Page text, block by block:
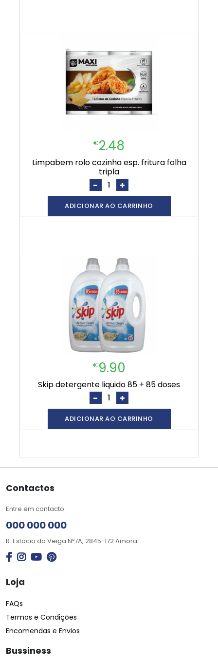
€2.48
limpabem rolo cozinha esp. fritura folha
tripla
- +
ADICIONAR AO CARRINHO
€9.90
skip detergente liquido 85 + 85 doses
- +
ADICIONAR AO CARRINHO
Contactos
Entre em contacto
000 000 000
R. Estácio da Veiga Nº7A, 2845-172 Amora
Loja
FAQs
Termos e Condições
Encomendas e Envios
Bussiness